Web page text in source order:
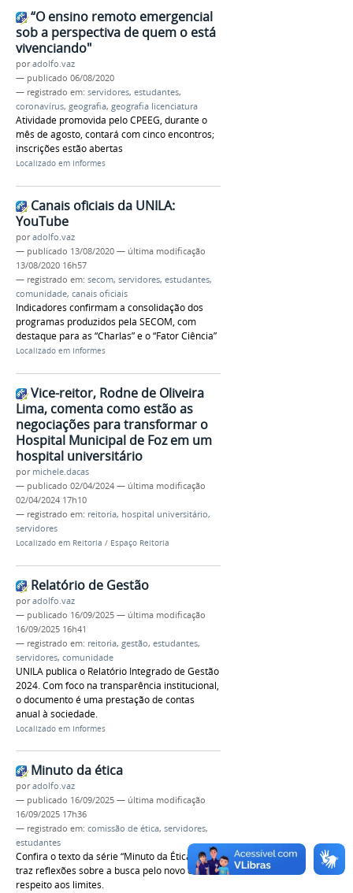
“O ensino remoto emergencial
sob a perspectiva de quem o está
vivenciando"
poradolfo.vaz
— publicado 06/08/2020
— registrado em: servidores, estudantes,
coronavírus, geografia, geografia licenciatura
Atividade promovida pelo CPEEG, durante o
mês de agosto, contará com cinco encontros;
inscrições estão abertas
Localizado em Informes
Canais oficiais da UNILA:
YouTube
poradolfo.vaz
— publicado 13/08/2020 — última modificação
13/08/2020 16h57
— registrado em: secom, servidores, estudantes,
comunidade, canais oficiais
Indicadores confirmam a consolidação dos
programas produzidos pela SECOM, com
destaque para as “Charlas” e o “Fator Ciência”
Localizado em Informes
Vice-reitor, Rodne de Oliveira
Lima, comenta como estão as
negociações para transformar o
Hospital Municipal de Foz em um
hospital universitário
por michele.dacas
— publicado 02/04/2024 — última modificação
02/04/2024 17h10
— registrado em: reitoria, hospital universitário,
servidores
Localizado em Reitoria / Espaço Reitoria
Relatório de Gestão
poradolfo.vaz
— publicado 16/09/2025 — última modificação
16/09/2025 16h41
— registrado em: reitoria, gestão, estudantes,
servidores, comunidade
UNILA publica o Relatório Integrado de Gestão
2024. Com foco na transparência institucional,
o documento é uma prestação de contas
anual à sociedade.
Localizado em Informes
Minuto da ética
poradolfo.vaz
— publicado 16/09/2025 — última modificação
16/09/2025 17h36
— registrado em: comissão de ética, servidores,
estudantes
Confira o texto da série “Minuto da Ética” que
traz reflexões sobre a busca pelo novo e o
respeito aos limites.